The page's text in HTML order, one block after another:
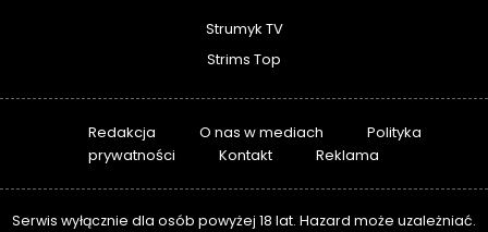
Strumyk TV
Strims Top
Redakcja O nas w mediach
Polityka
prywatności
Kontakt Reklama
Serwis wyłącznie dla osób powyżej 18 lat. Hazard może uzależniać.